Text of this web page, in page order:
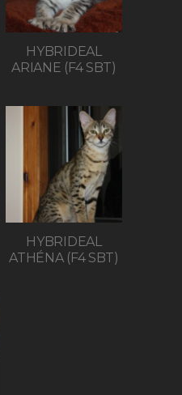
HYBRIDEAL
ARIANE (F4 SBT)
HYBRIDEAL
ATHÉNA (F4 SBT)